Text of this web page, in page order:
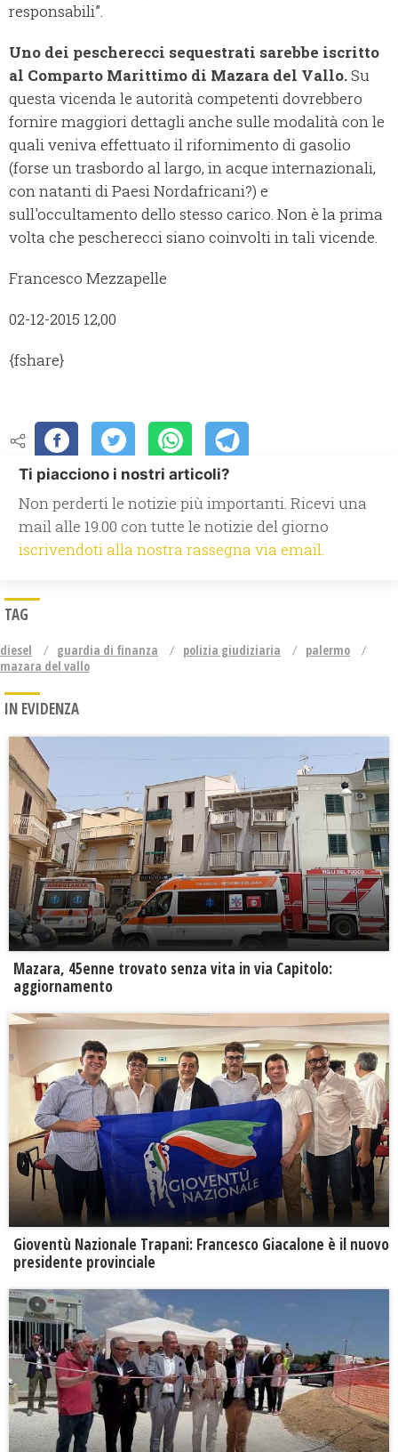
responsabili”.
Uno dei pescherecci sequestrati sarebbe iscritto
al Comparto Marittimo di Mazara del Vallo.Su
questa vicenda le autorità competenti dovrebbero
fornire maggiori dettagli anche sulle modalità con le
quali veniva effettuato il rifornimento di gasolio
(forse un trasbordo al largo, in acque internazionali,
con natanti di Paesi Nordafricani?) e
sull'occultamento dello stesso carico. Non è la prima
volta che pescherecci siano coinvolti in tali vicende.
Francesco Mezzapelle
02-12-2015 12,00
{fshare}
Ti piacciono i nostri articoli?
Non perderti le notizie più importanti. Ricevi una
mail alle 19.00 con tutte le notizie del giorno
iscrivendoti alla nostra rassegna via email.
TAG
diesel guardia di finanza polizia giudiziaria
palermo
mazara del vallo
IN EVIDENZA
Mazara, 45enne trovato senza vita in via Capitolo:
aggiornamento
Gioventù Nazionale Trapani: Francesco Giacalone è il nuovo
presidente provinciale